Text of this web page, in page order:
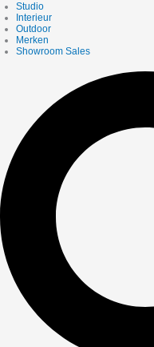
Studio
Interieur
Outdoor
Merken
Showroom Sales